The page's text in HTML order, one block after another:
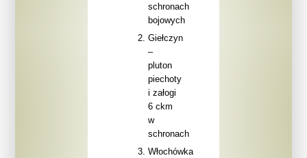
schronach
bojowych
Giełczyn
–
pluton
piechoty
i załogi
6 ckm
w
schronach
Włochówka